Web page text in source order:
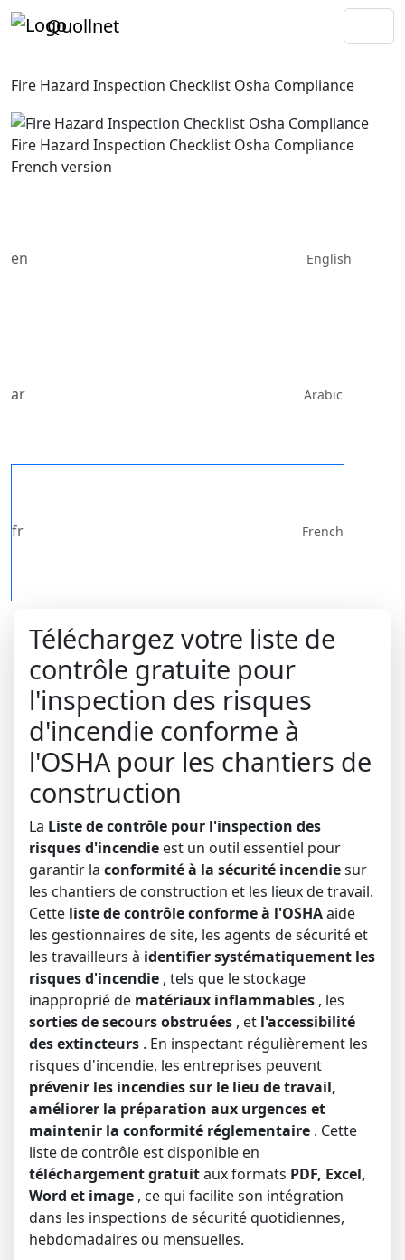
Quollnet
Fire Hazard Inspection Checklist Osha Compliance
Fire Hazard Inspection Checklist Osha Compliance
French version
en English
ar Arabic
fr French
Téléchargez votre liste de
contrôle gratuite pour
l'inspection des risques
d'incendie conforme à
l'OSHA pour les chantiers de
construction
La Liste de contrôle pour l'inspection des
risques d'incendie est un outil essentiel pour
garantir la conformité à la sécurité incendiesur
les chantiers de construction et les lieux de travail.
Cette liste de contrôle conforme à l'OSHAaide
les gestionnaires de site, les agents de sécurité et
les travailleurs à identifier systématiquement les
risques d'incendie , tels que le stockage
inapproprié de matériaux inflammables , les
sorties de secours obstruées , et l'accessibilité
des extincteurs . En inspectant régulièrement les
risques d'incendie, les entreprises peuvent
prévenir les incendies sur le lieu de travail,
améliorer la préparation aux urgences et
maintenir la conformité réglementaire . Cette
liste de contrôle est disponible en
téléchargement gratuitaux formats PDF, Excel,
Word et image , ce qui facilite son intégration
dans les inspections de sécurité quotidiennes,
hebdomadaires ou mensuelles.